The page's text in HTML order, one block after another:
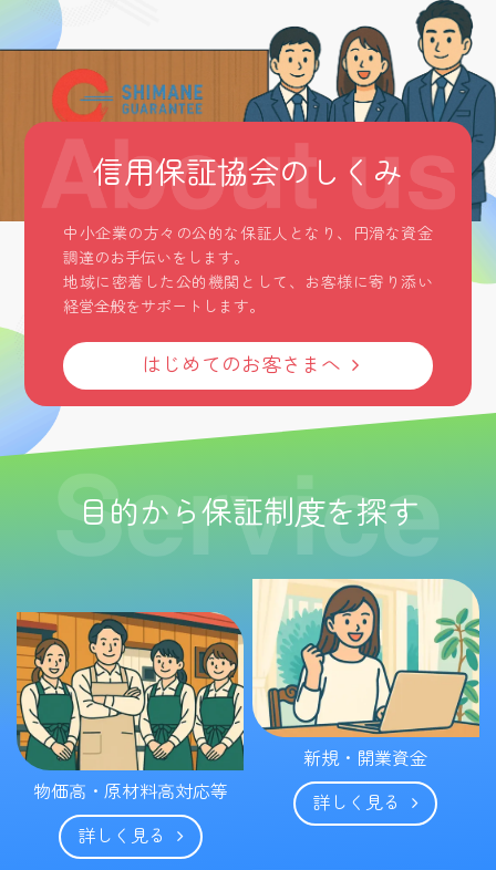
信用保証協会のしくみ
中小企業の方々の公的な保証人となり、円滑な資金
調達のお手伝いをします。
地域に密着した公的機関として、お客様に寄り添い
経営全般をサポートします。
はじめてのお客さまへ
目的から保証制度を探す
物価高・原材料高対応等
詳しく見る
新規・開業資金
詳しく見る